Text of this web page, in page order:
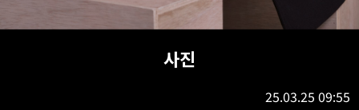
사진
25.03.25 09:55